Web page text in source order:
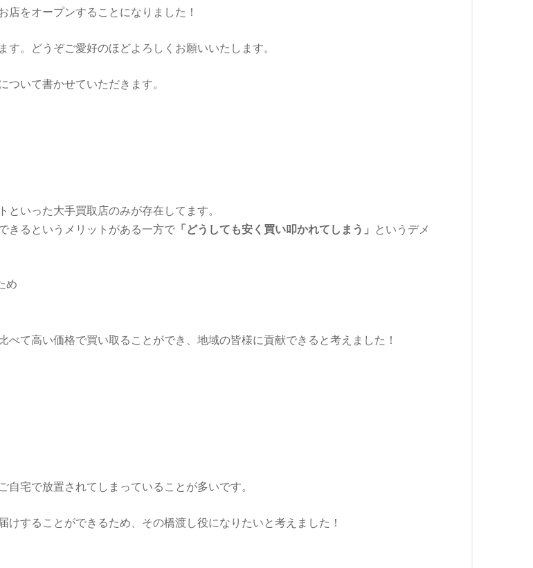
店をオープンすることになりました！
。どうぞご愛好のほどよろしくお願いいたします。
いて書かせていただきます。
いった大手買取店のみが存在してます。
きるというメリットがある一方で 「どうしても安く買い叩かれてしまう」
というデメ
め
て高い価格で買い取ることができ、地域の皆様に貢献できると考えました！
宅で放置されてしまっていることが多いです。
することができるため、その橋渡し役になりたいと考えました！